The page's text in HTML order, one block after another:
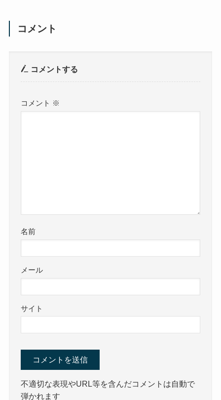
コメント
コメントする
コメント ※
名前
メール
サイト
不適切な表現やURL等を含んだコメントは自動で
弾かれます